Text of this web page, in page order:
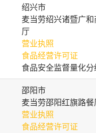
绍兴市
麦当劳绍兴诸暨广
厅
营业执照
食品经营许可证
食品安全监督量化分
邵阳市
麦当劳邵阳红旗路餐
营业执照
食品经营许可证